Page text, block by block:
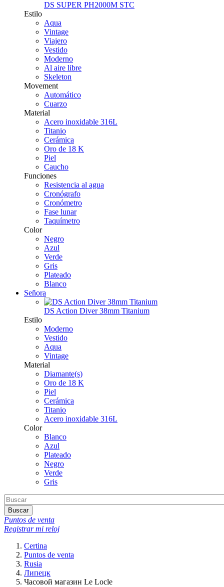
DS SUPER PH2000M STC
Estilo
Aqua
Vintage
Viajero
Vestido
Moderno
Al aire libre
Skeleton
Movement
Automático
Cuarzo
Material
Acero inoxidable 316L
Titanio
Cerámica
Oro de 18 K
Piel
Caucho
Funciones
Resistencia al agua
Cronógrafo
Cronómetro
Fase lunar
Taquímetro
Color
Negro
Azul
Verde
Gris
Plateado
Blanco
Señora
DS Action Diver 38mm Titanium
Estilo
Moderno
Vestido
Aqua
Vintage
Material
Diamante(s)
Oro de 18 K
Piel
Cerámica
Titanio
Acero inoxidable 316L
Color
Blanco
Azul
Plateado
Negro
Verde
Gris
Buscar
Puntos de venta
Registrar mi reloj
Certina
Puntos de venta
Rusia
Липецк
Часовой магазин Le Locle